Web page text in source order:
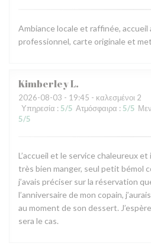
Ambiance locale et raffinée,
professionnel, carte originale et
KimberleyL
2026-08-03 - 19:45 - καλεσμένοι 2
Υπηρεσία : 5/5 Ατμόσφαιρα : 5/5
5/5
L’accueil et le service chaleureux
très bien manger, seul petit bémol
j’avais préciser sur la réservation
l’anniversaire de mon copain,
au moment de son dessert.
sera le cas.